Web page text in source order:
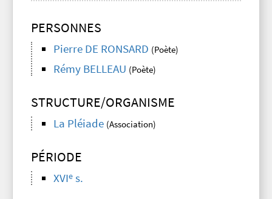
PERSONNES
Pierre DE RONSARD (Poète)
Rémy BELLEAU (Poète)
STRUCTURE/ORGANISME
La Pléiade (Association)
PÉRIODE
XVIe s.